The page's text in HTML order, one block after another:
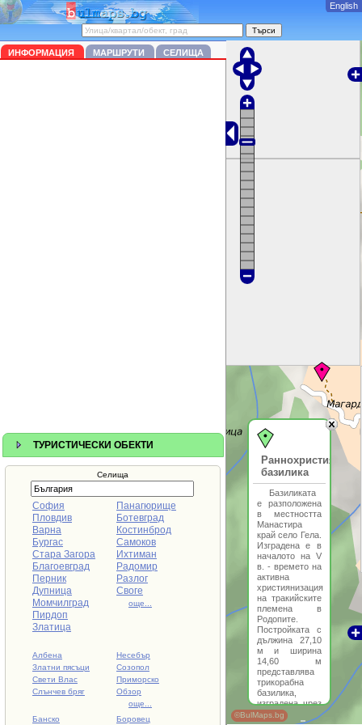
ИНФОРМАЦИЯ МАРШРУТИ СЕЛИЩА
ТУРИСТИЧЕСКИ ОБЕКТИ
Селища
София
Пловдив
Варна
Бургас
Стара Загора
Благоевград
Перник
Дупница
Момчилград
Пирдоп
Златица
Панагюрище
Ботевград
Костинброд
Самоков
Ихтиман
Радомир
Разлог
Своге
още...
Албена
Златни пясъци
Свети Влас
Слънчев бряг
Несебър
Созопол
Приморско
Обзор
още...
Банско
Боровец
Раннохристиянска
базилика
Базиликата
е разположена
в местността
Манастира
край село Гела.
Изградена е в
началото на V
в. - времето на
активна
християнизация
на тракийските
племена в
Родопите.
Постройката с
дължина 27,10
м и ширина
14,60 м
представлява
трикорабна
базилика,
изградена чрез
смесена
©BulMaps.bg
English